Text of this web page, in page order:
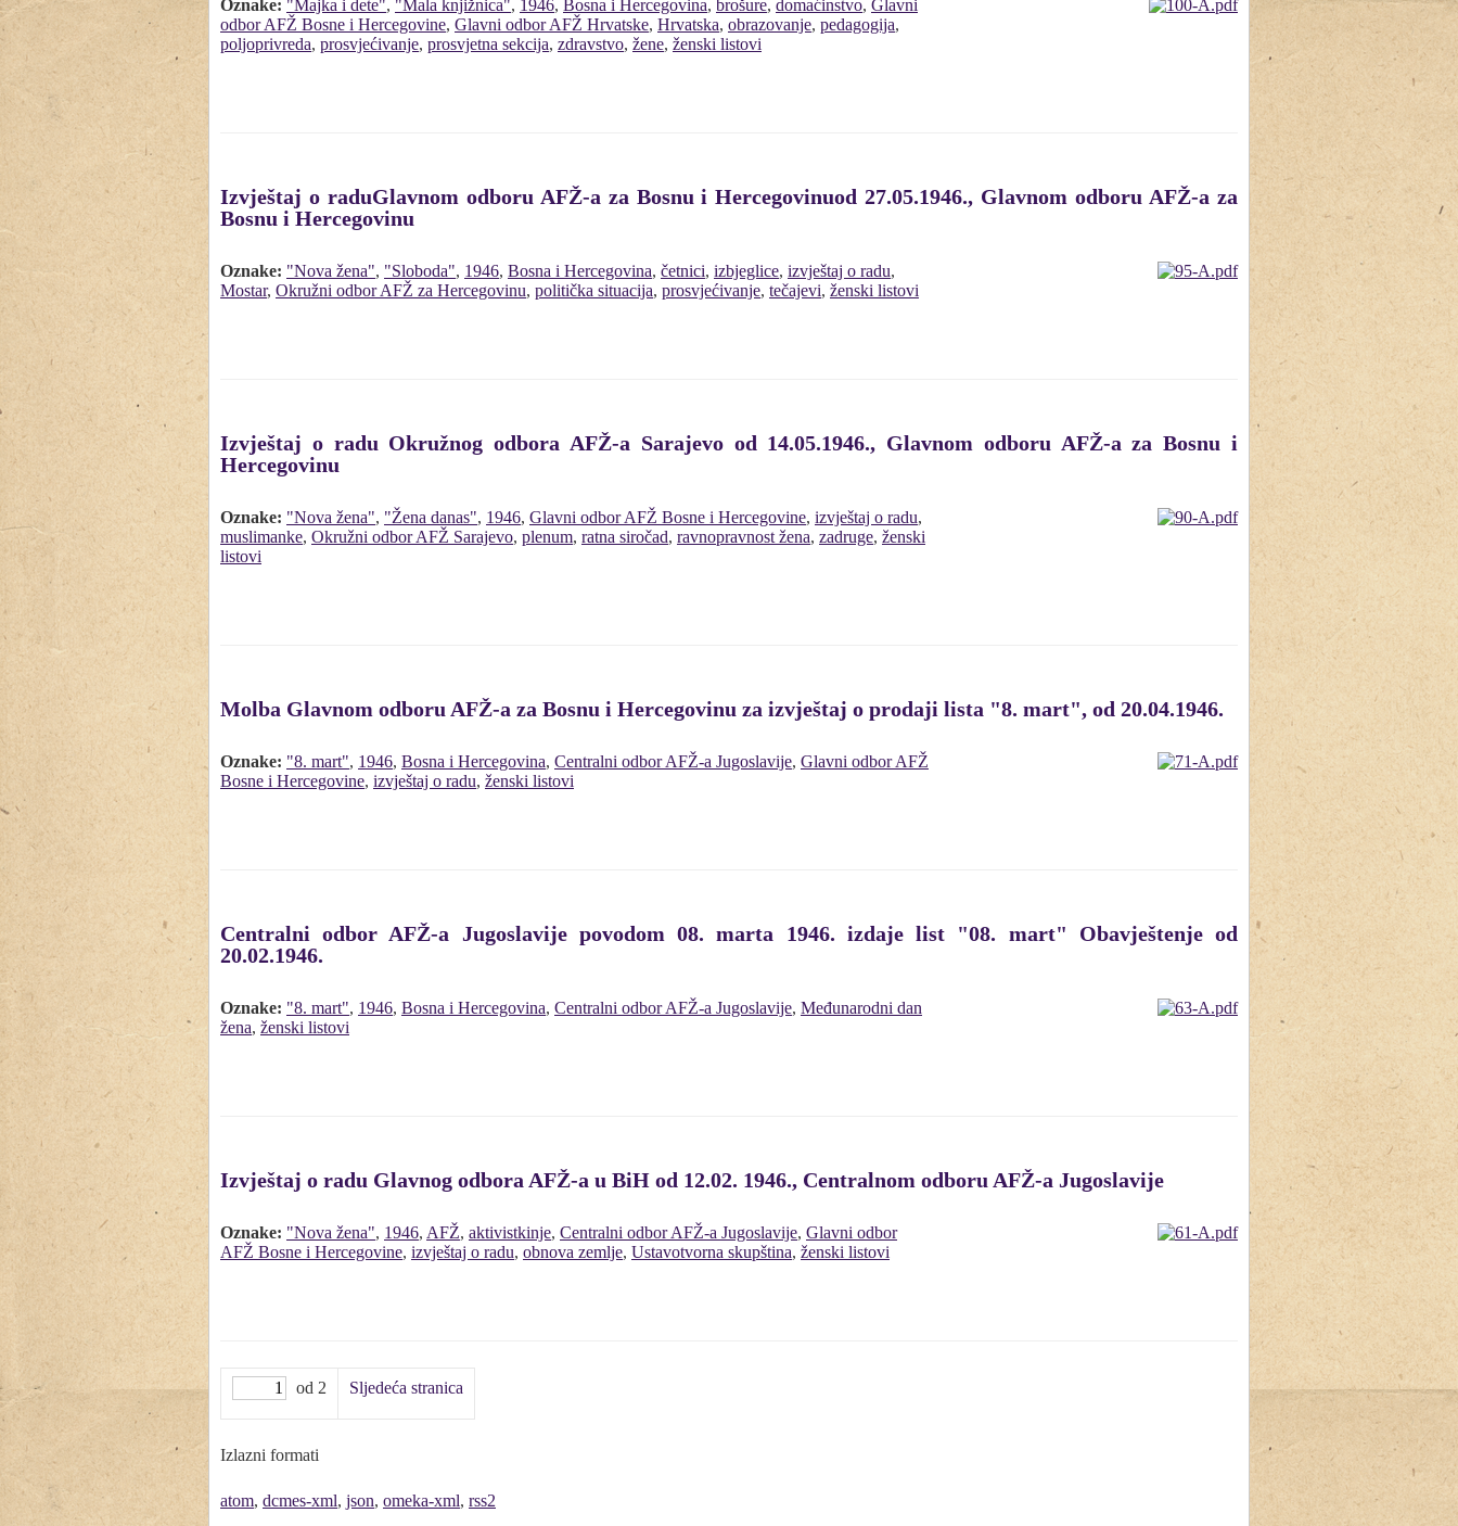
Oznake: "Majka i dete", "Mala knjižnica", 1946, Bosna i Hercegovina, brošure, domaćinstvo, Glavni
odbor AFŽ Bosne i Hercegovine, Glavni odbor AFŽ Hrvatske, Hrvatska, obrazovanje, pedagogija,
poljoprivreda, prosvjećivanje, prosvjetna sekcija, zdravstvo, žene, ženski listovi
Izvještaj o raduGlavnom odboru AFŽ-a za Bosnu i Hercegovinuod 27.05.1946., Glavnom odboru AFŽ-a za
Bosnu i Hercegovinu
Oznake: "Nova žena", "Sloboda", 1946, Bosna i Hercegovina, četnici, izbjeglice, izvještaj o radu,
Mostar, Okružni odbor AFŽ za Hercegovinu, politička situacija, prosvjećivanje, tečajevi, ženski listovi
Izvještaj o radu Okružnog odbora AFŽ-a Sarajevo od 14.05.1946., Glavnom odboru AFŽ-a za Bosnu i
Hercegovinu
Oznake: "Nova žena", "Žena danas", 1946, Glavni odbor AFŽ Bosne i Hercegovine, izvještaj o radu,
muslimanke, Okružni odbor AFŽ Sarajevo, plenum, ratna siročad, ravnopravnost žena, zadruge, ženski
listovi
Molba Glavnom odboru AFŽ-a za Bosnu i Hercegovinu za izvještaj o prodaji lista "8. mart", od 20.04.1946.
Oznake: "8. mart", 1946, Bosna i Hercegovina, Centralni odbor AFŽ-a Jugoslavije, Glavni odbor AFŽ
Bosne i Hercegovine, izvještaj o radu, ženski listovi
Centralni odbor AFŽ-a Jugoslavije povodom 08. marta 1946. izdaje list "08. mart" Obavještenje od
20.02.1946.
Oznake: "8. mart", 1946, Bosna i Hercegovina, Centralni odbor AFŽ-a Jugoslavije, Međunarodni dan
žena, ženski listovi
Izvještaj o radu Glavnog odbora AFŽ-a u BiH od 12.02. 1946., Centralnom odboru AFŽ-a Jugoslavije
Oznake: "Nova žena", 1946, AFŽ, aktivistkinje, Centralni odbor AFŽ-a Jugoslavije, Glavni odbor
AFŽ Bosne i Hercegovine, izvještaj o radu, obnova zemlje, Ustavotvorna skupština, ženski listovi
od 2 Sljedeća stranica
Izlazni formati
atom, dcmes-xml, json, omeka-xml, rss2